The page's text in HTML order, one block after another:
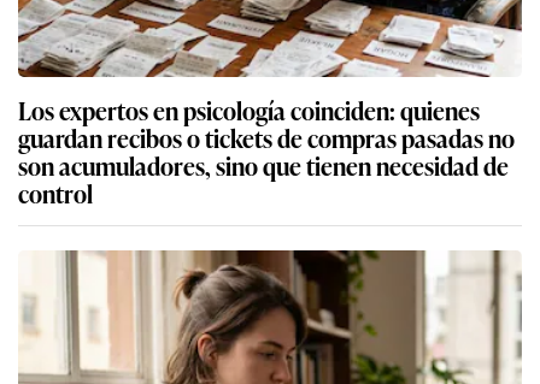
Los expertos en psicología coinciden: quienes
guardan recibos o tickets de compras pasadas no
son acumuladores, sino que tienen necesidad de
control